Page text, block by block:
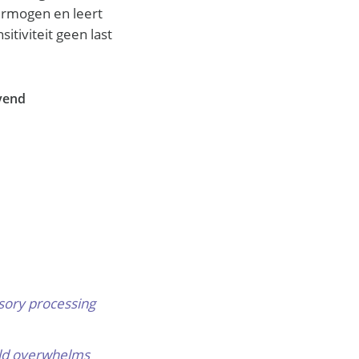
en leert
geen last
processing
overwhelms